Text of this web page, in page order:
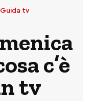
Guida tv
c’è
tv